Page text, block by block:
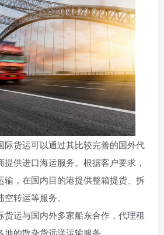
际货运可以通过其比较完善的国外代
供进口海运服务。根据客户要求，
输，在国内目的港提供整箱提货、拆
转运等服务。
货运与国内外多家船东合作，代理租
的散杂货远洋运输服务。